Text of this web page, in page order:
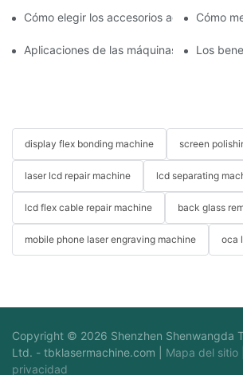
Cómo elegir los accesorios adecuados
Cómo
Aplicaciones de las máquinas deLos
display flex bonding machine screen
laser lcd repair machine lcd separating
lcd flex cable repair machine back glass
mobile phone laser engraving machine oca
Copyright © 2026 Shenzhen Shenwangda
Ltd. - tbklasermachine.com Mapa del sitio
privacidad